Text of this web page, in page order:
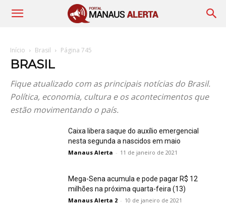
Início Brasil Página 745
BRASIL
Fique atualizado com as principais notícias do Brasil.
Política, economia, cultura e os acontecimentos que
estão movimentando o país.
Caixa libera saque do auxílio emergencial
nesta segunda a nascidos em maio
Manaus Alerta - 11 de janeiro de 2021
Mega-Sena acumula e pode pagar R$ 12
milhões na próxima quarta-feira (13)
Manaus Alerta 2 - 10 de janeiro de 2021